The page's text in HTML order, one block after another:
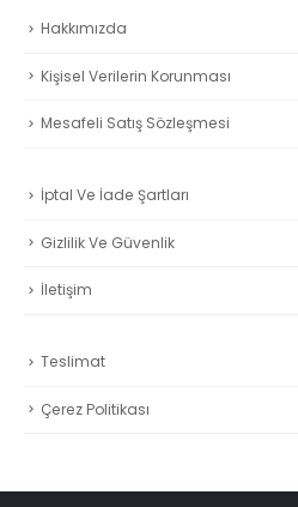
Kişisel Verilerin Korunması
Mesafeli Satış Sözleşmesi
Gizlilik Ve Güvenlik
İletişim
Çerez Politikası